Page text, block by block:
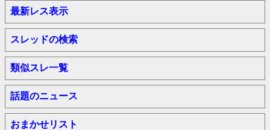
最新レス表示
スレッドの検索
類似スレ一覧
話題のニュース
おまかせリスト